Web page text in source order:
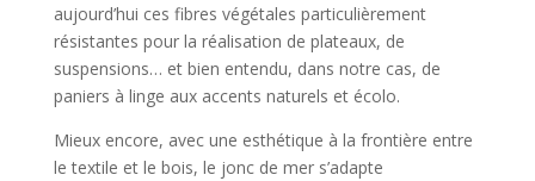
aujourd’hui ces fibres végétales particulièrement
résistantes pour la réalisation de plateaux, de
suspensions… et bien entendu, dans notre cas, de
paniers à linge aux accents naturels et écolo.
Mieux encore, avec une esthétique à la frontière entre
le textile et le bois, le jonc de mer s’adapte